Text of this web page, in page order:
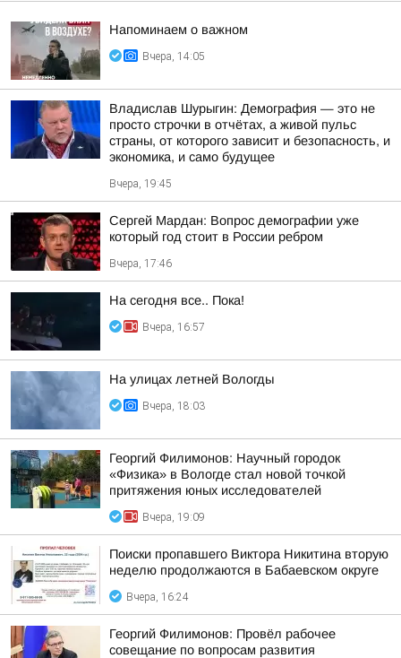
Напоминаем о важном
Вчера, 14:05
Владислав Шурыгин: Демография — это не
просто строчки в отчётах, а живой пульс
страны, от которого зависит и безопасность, и
экономика, и само будущее
Вчера, 19:45
Сергей Мардан: Вопрос демографии уже
который год стоит в России ребром
Вчера, 17:46
На сегодня все.. Пока!
Вчера, 16:57
На улицах летней Вологды
Вчера, 18:03
Георгий Филимонов: Научный городок
«Физика» в Вологде стал новой точкой
притяжения юных исследователей
Вчера, 19:09
Поиски пропавшего Виктора Никитина вторую
неделю продолжаются в Бабаевском округе
Вчера, 16:24
Георгий Филимонов: Провёл рабочее
совещание по вопросам развития